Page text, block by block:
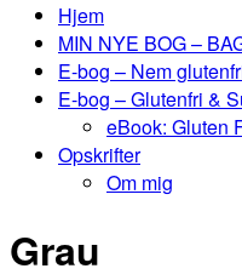
Hjem
MIN NYE BOG –
E-bog – Nem
E-bog – Glutenfri &
eBook: Gluten
Opskrifter
Om mig
Grau